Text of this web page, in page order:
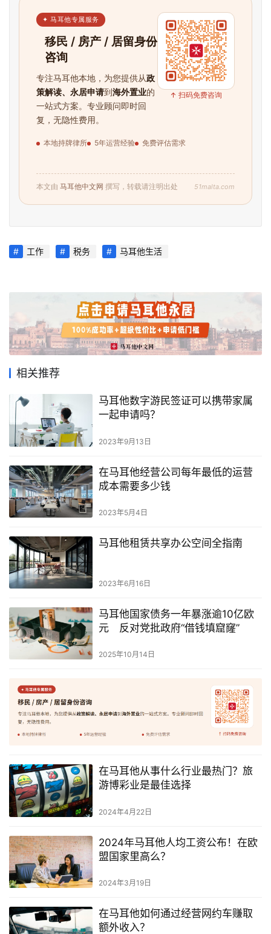
✦ 马耳他专属服务
移民 / 房产 / 居留身份
咨询
专注马耳他本地，为您提供从政
策解读、永居申请到海外置业的
一站式方案。专业顾问即时回
复，无隐性费用。
本地持牌律所 5年运营经验 免费评估需求
↑ 扫码免费咨询
本文由 马耳他中文网 撰写，转载请注明出处 51malta.com
工作 税务 马耳他生活
相关推荐
马耳他数字游民签证可以携带家属
一起申请吗？
2023年9月13日
在马耳他经营公司每年最低的运营
成本需要多少钱
2023年5月4日
马耳他租赁共享办公空间全指南
2023年6月16日
马耳他国家债务一年暴涨逾10亿欧
元 反对党批政府“借钱填窟窿”
2025年10月14日
在马耳他从事什么行业最热门？旅
游博彩业是最佳选择
2024年4月22日
2024年马耳他人均工资公布！在欧
盟国家里高么？
2024年3月19日
在马耳他如何通过经营网约车赚取
额外收入？